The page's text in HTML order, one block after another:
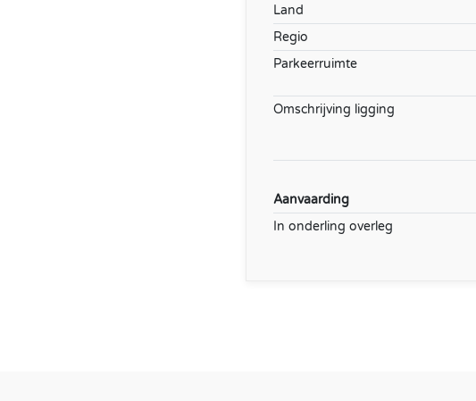
Land
Regio
Parkeerruimte
Omschrijving ligging
Aanvaarding
In onderling overleg